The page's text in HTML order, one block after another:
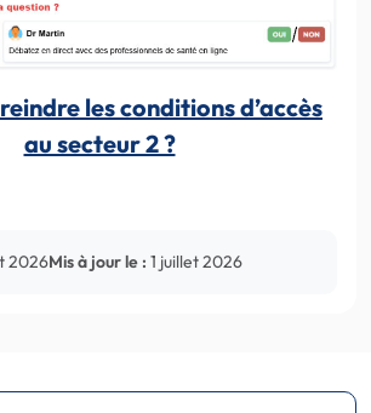
les conditions d’accès
au secteur 2 ?
2026Mis à jour le : 1 juillet 2026